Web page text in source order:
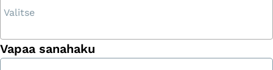
Vapaa sanahaku